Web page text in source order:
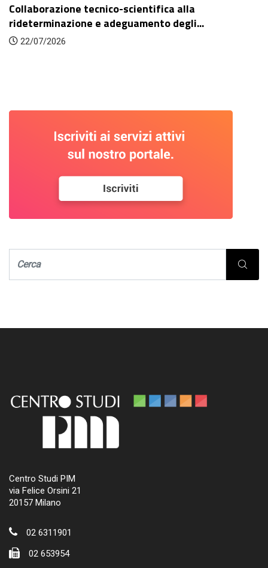
Collaborazione tecnico-scientifica alla
rideterminazione e adeguamento degli...
22/07/2026
Centro Studi PIM
via Felice Orsini 21
20157 Milano
02 6311901
02 653954